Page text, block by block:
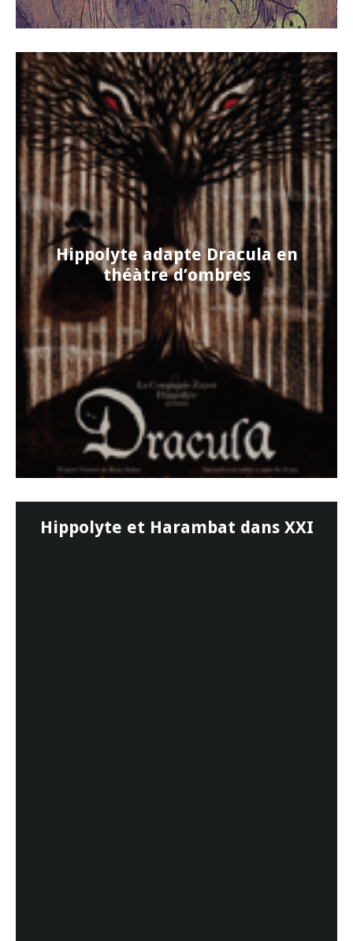
Hippolyte adapte Dracula en
théàtre d’ombres
Hippolyte et Harambat dans XXI